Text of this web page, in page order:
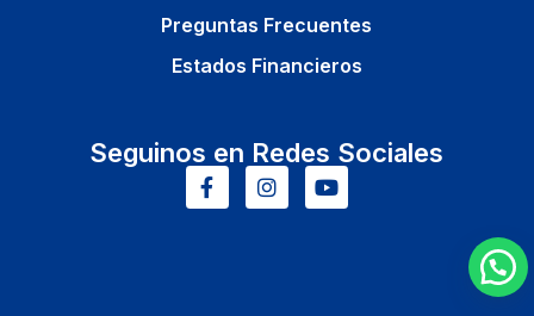
Preguntas Frecuentes
Estados Financieros
Seguinos en Redes Sociales